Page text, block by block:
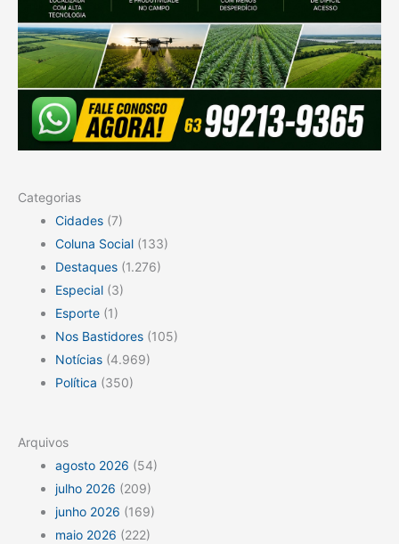
Categorias
Cidades (7)
Coluna Social (133)
Destaques (1.276)
Especial (3)
Esporte (1)
Nos Bastidores (105)
Notícias (4.969)
Política (350)
Arquivos
agosto 2026 (54)
julho 2026 (209)
junho 2026 (169)
maio 2026 (222)